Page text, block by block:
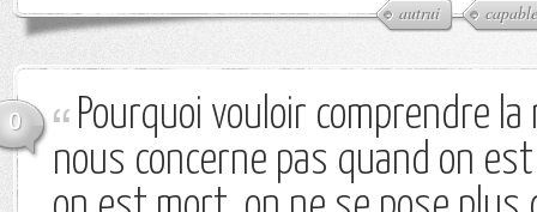
autrui capable
0
Pourquoi vouloir comprendre la
nous concerne pas quand on